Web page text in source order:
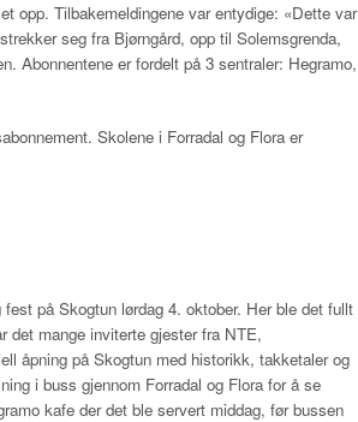
opp. Tilbakemeldingene var entydige: «Dette var
seg fra Bjørngård, opp til Solemsgrenda,
Abonnentene er fordelt på 3 sentraler: Hegramo,
Skolene i Forradal og Flora er
på Skogtun lørdag 4. oktober. Her ble det fullt
det mange inviterte gjester fra NTE,
åpning på Skogtun med historikk, takketaler og
i buss gjennom Forradal og Flora for å se
kafe der det ble servert middag, før bussen